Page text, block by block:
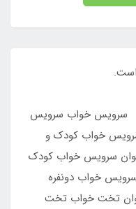
ارسال محصول 14 روز است.
سرویس
خواب کودک و
سرویس خواب کودک
خواب دونفره
تخت خواب تخت